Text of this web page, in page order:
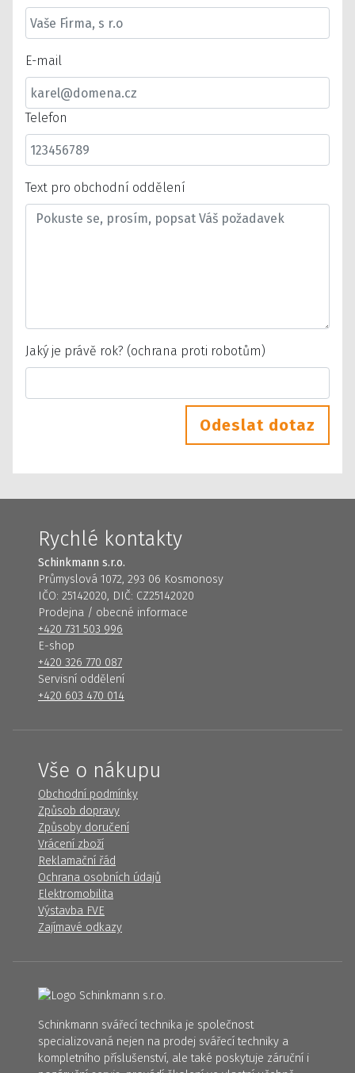
E-mail
Telefon
Text pro obchodní oddělení
Jaký je právě rok? (ochrana proti robotům)
Odeslat dotaz
Rychlé kontakty
Schinkmann s.r.o.
Průmyslová 1072, 293 06 Kosmonosy
IČO: 25142020, DIČ: CZ25142020
Prodejna / obecné informace
+420 731 503 996
E-shop
+420 326 770 087
Servisní oddělení
+420 603 470 014
Vše o nákupu
Obchodní podmínky
Způsob dopravy
Způsoby doručení
Vrácení zboží
Reklamační řád
Ochrana osobních údajů
Elektromobilita
Výstavba FVE
Zajímavé odkazy
Schinkmann svářecí technika je společnost
specializovaná nejen na prodej svářecí techniky a
kompletního příslušenství, ale také poskytuje záruční i